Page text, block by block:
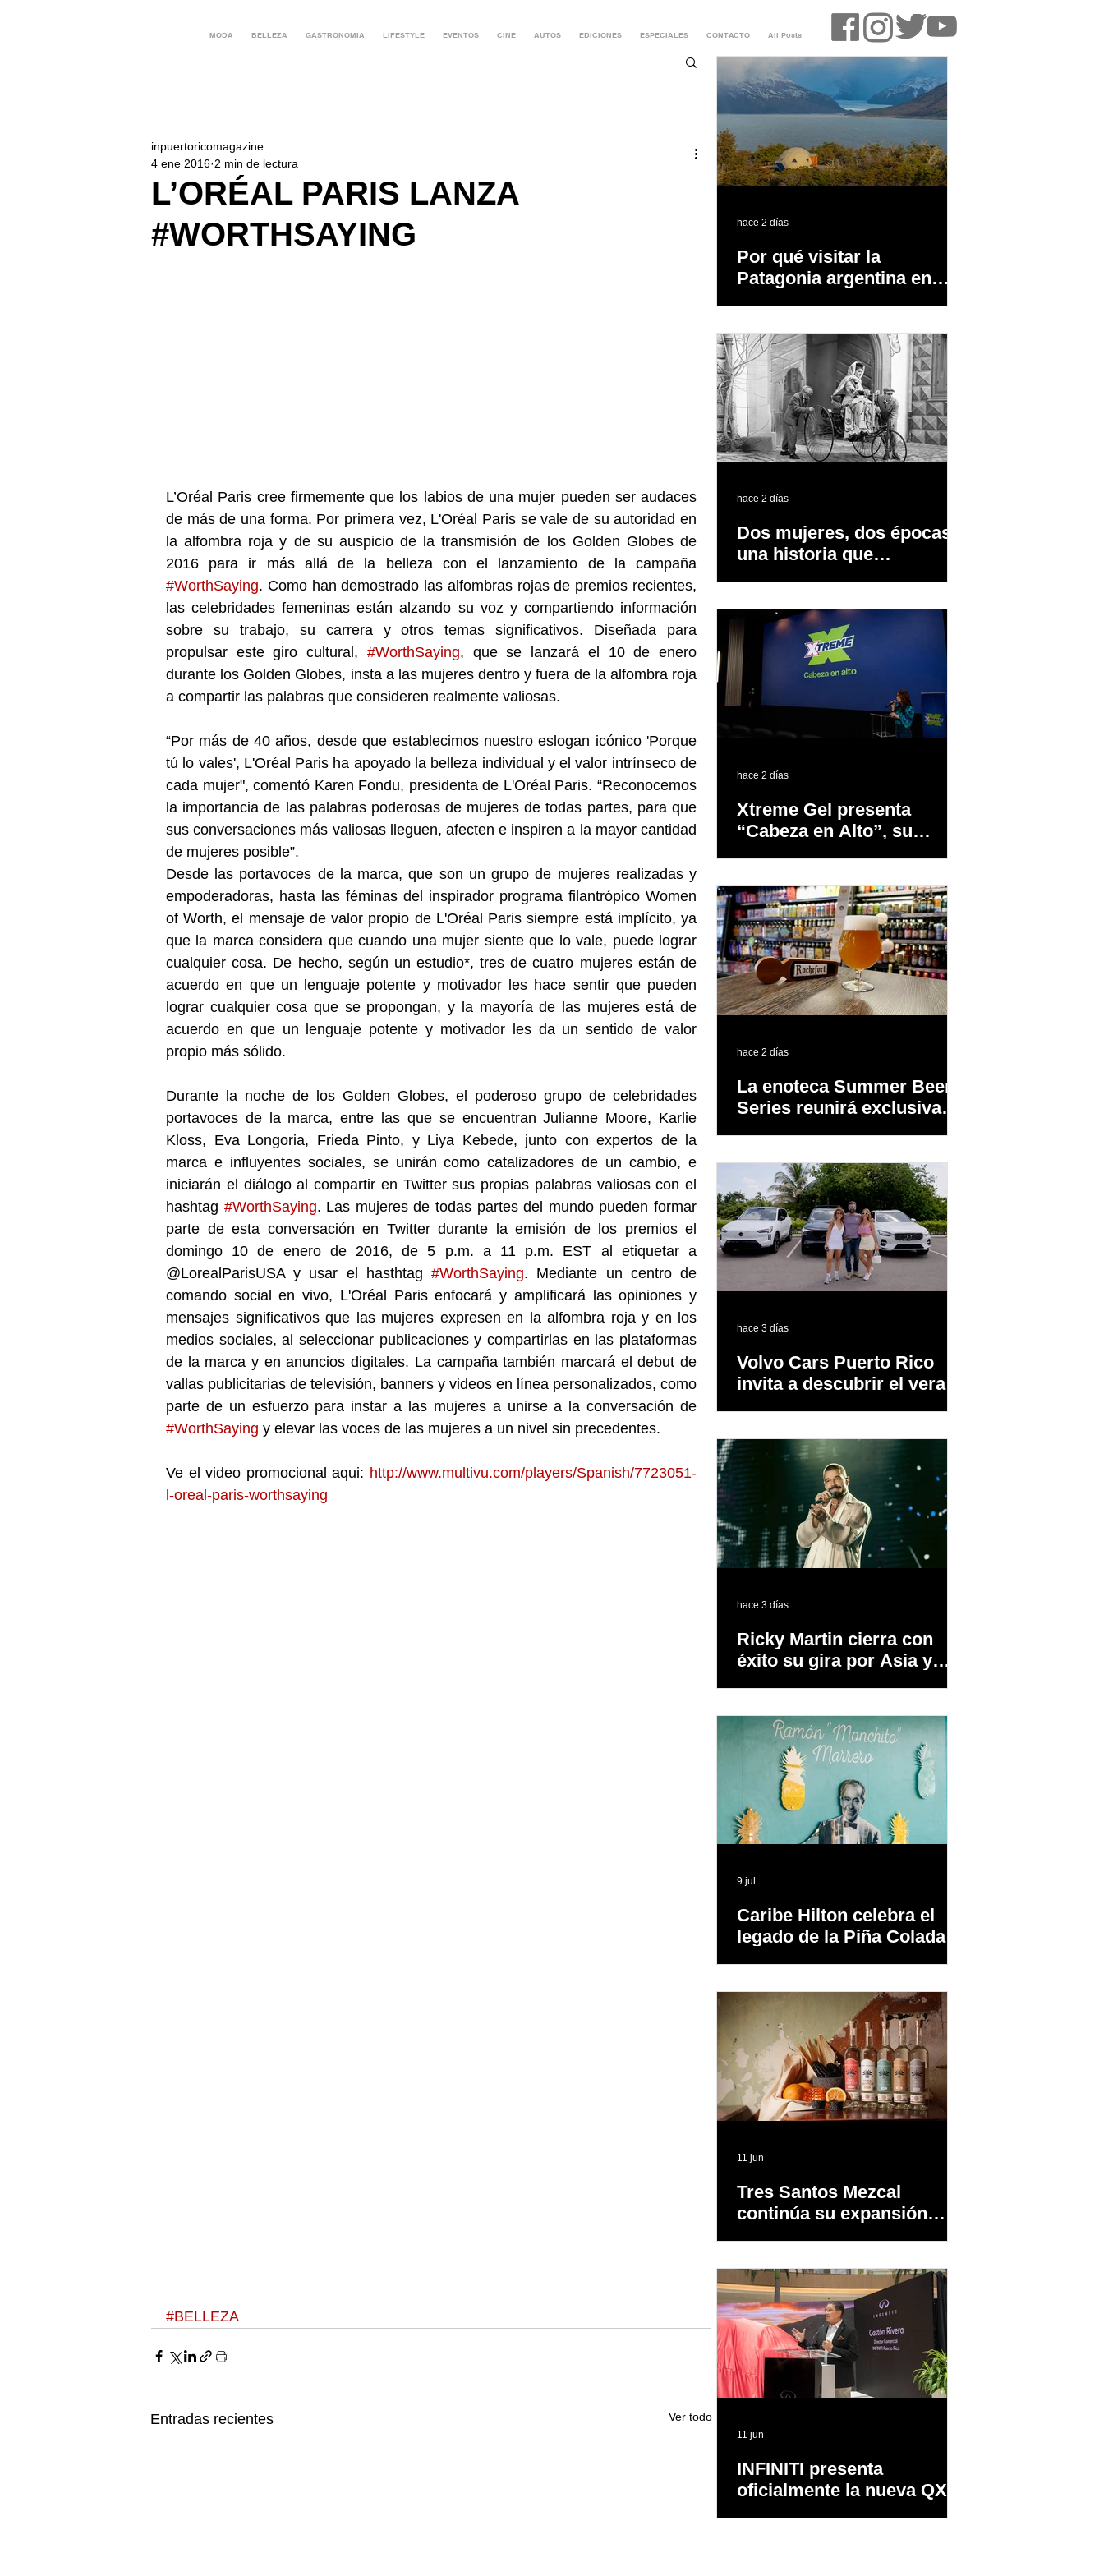
MODA BELLEZA GASTRONOMIA LIFESTYLE EVENTOS CINE AUTOS EDICIONES ESPECIALES CONTACTO All Posts
L’ORÉAL PARIS LANZA
#WORTHSAYING
inpuertoricomagazine
4 ene 2016 2 min de lectura
L’Oréal Paris cree firmemente que los labios de una mujer pueden ser audaces
de más de una forma. Por primera vez, L'Oréal Paris se vale de su autoridad en
la alfombra roja y de su auspicio de la transmisión de los Golden Globes de
#WorthSaying. Como han demostrado las alfombras rojas de premios recientes,
las celebridades femeninas están alzando su voz y compartiendo información
sobre su trabajo, su carrera y otros temas significativos. Diseñada para
propulsar este giro cultural, #WorthSaying, que se lanzará el 10 de enero
durante los Golden Globes, insta a las mujeres dentro y fuera de la alfombra roja
a compartir las palabras que consideren realmente valiosas.
“Por más de 40 años, desde que establecimos nuestro eslogan icónico 'Porque
tú lo vales', L'Oréal Paris ha apoyado la belleza individual y el valor intrínseco de
cada mujer", comentó Karen Fondu, presidenta de L'Oréal Paris. “Reconocemos
la importancia de las palabras poderosas de mujeres de todas partes, para que
sus conversaciones más valiosas lleguen, afecten e inspiren a la mayor cantidad
de mujeres posible”.
Desde las portavoces de la marca, que son un grupo de mujeres realizadas y
empoderadoras, hasta las féminas del inspirador programa filantrópico Women
of Worth, el mensaje de valor propio de L'Oréal Paris siempre está implícito, ya
que la marca considera que cuando una mujer siente que lo vale, puede lograr
cualquier cosa. De hecho, según un estudio*, tres de cuatro mujeres están de
acuerdo en que un lenguaje potente y motivador les hace sentir que pueden
lograr cualquier cosa que se propongan, y la mayoría de las mujeres está de
acuerdo en que un lenguaje potente y motivador les da un sentido de valor
propio más sólido.
Durante la noche de los Golden Globes, el poderoso grupo de celebridades
portavoces de la marca, entre las que se encuentran Julianne Moore, Karlie
Kloss, Eva Longoria, Frieda Pinto, y Liya Kebede, junto con expertos de la
marca e influyentes sociales, se unirán como catalizadores de un cambio, e
iniciarán el diálogo al compartir en Twitter sus propias palabras valiosas con el
hashtag #WorthSaying. Las mujeres de todas partes del mundo pueden formar
parte de esta conversación en Twitter durante la emisión de los premios el
domingo 10 de enero de 2016, de 5 p.m. a 11 p.m. EST al etiquetar a
@LorealParisUSA y usar el hasthtag #WorthSaying. Mediante un centro de
comando social en vivo, L'Oréal Paris enfocará y amplificará las opiniones y
mensajes significativos que las mujeres expresen en la alfombra roja y en los
medios sociales, al seleccionar publicaciones y compartirlas en las plataformas
de la marca y en anuncios digitales. La campaña también marcará el debut de
vallas publicitarias de televisión, banners y videos en línea personalizados, como
#WorthSaying y elevar las voces de las mujeres a un nivel sin precedentes.
Ve el video promocional aqui: http://www.multivu.com/players/Spanish/7723051-
l-oreal-paris-worthsaying
#BELLEZA
Entradas recientes Ver todo
Por qué visitar la
Patagonia argentina en
hace 2 días
Dos mujeres, dos épocas y
una historia que
hace 2 días
Xtreme Gel presenta
“Cabeza en Alto”, su
producido completamente
en Puerto Rico
hace 2 días
La enoteca Summer Beer
Series reunirá exclusivas
público
hace 2 días
Volvo Cars Puerto Rico
invita a descubrir el verano
hace 3 días
Ricky Martin cierra con
éxito su gira por Asia y
hace 3 días
Caribe Hilton celebra el
legado de la Piña Colada,
9 jul
Tres Santos Mezcal
continúa su expansión
11 jun
INFINITI presenta
oficialmente la nueva QX65
11 jun